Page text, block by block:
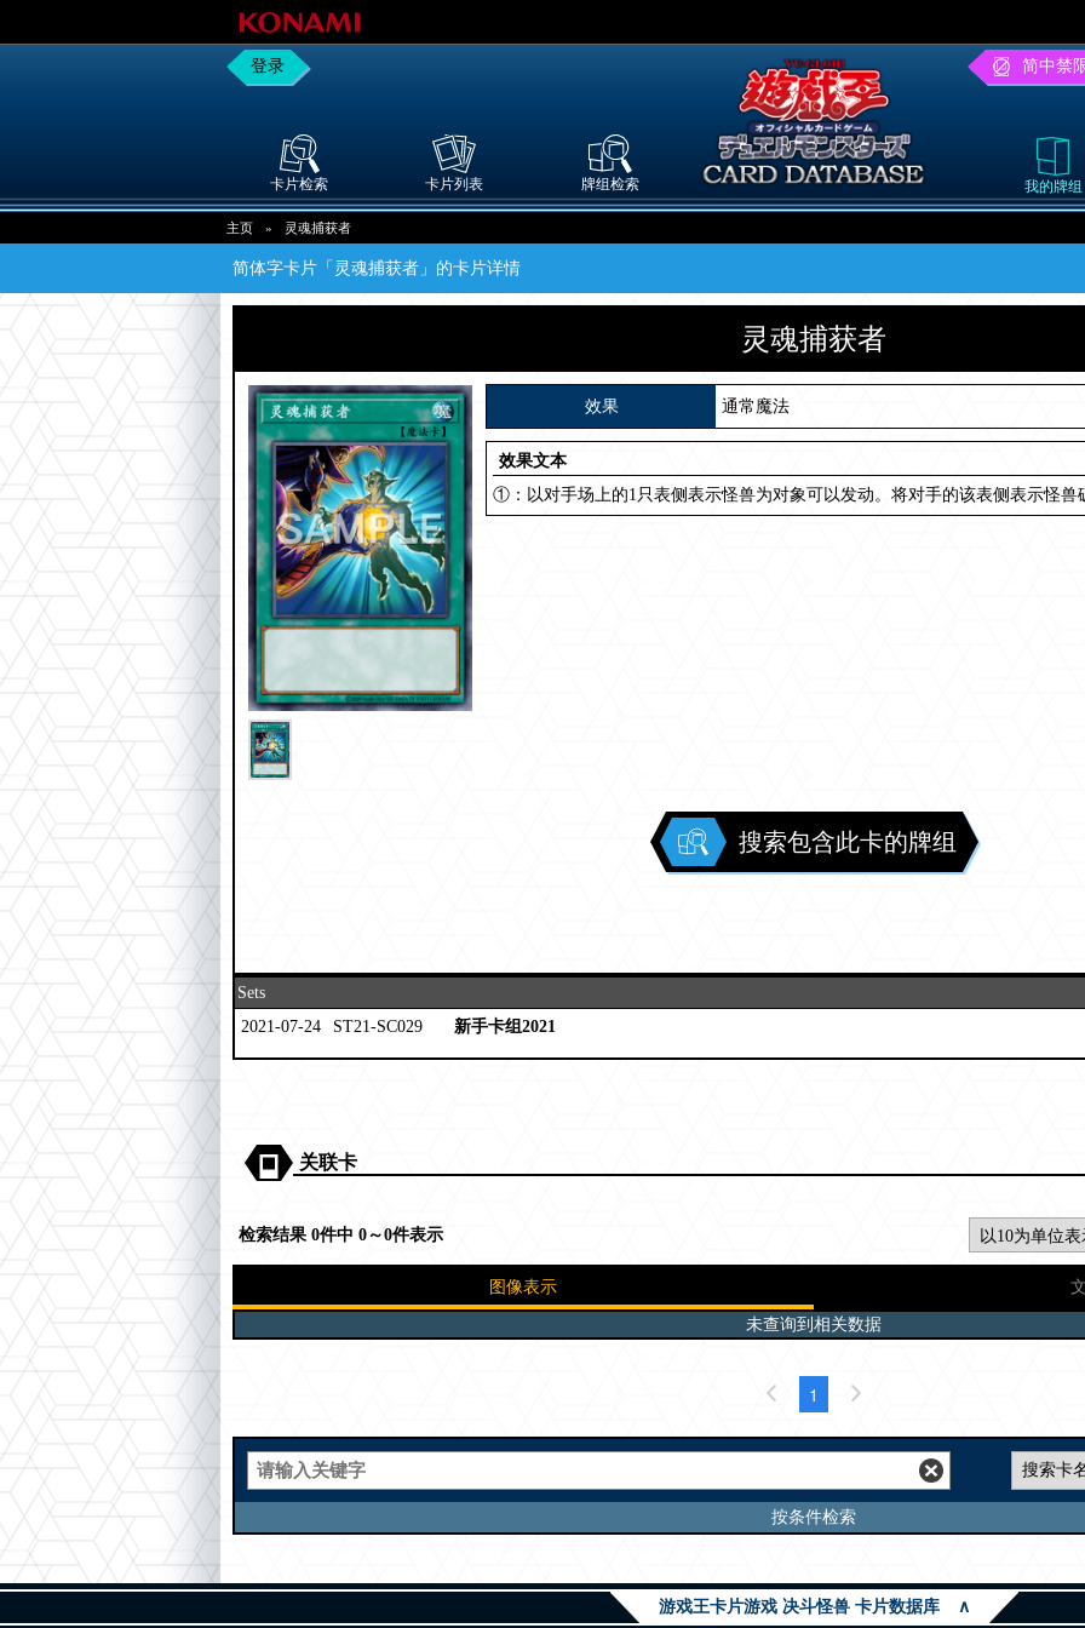
登录 简中禁
卡片检索 卡片列表 牌组检索 我的牌组
主页 » 灵魂捕获者
简体字卡片「灵魂捕获者」的卡片详情
灵魂捕获者
效果 通常魔法
效果文本
①：以对手场上的1只表侧表示怪兽为对象可以发动。将对手的该表侧表示怪兽
搜索包含此卡的牌组
Sets
2021-07-24
ST21-SC029 新手卡组2021
关联卡
检索结果 0件中 0～0件表示
图像表示
未查询到相关数据
1
按条件检索
游戏王卡片游戏 决斗怪兽 卡片数据库 ∧